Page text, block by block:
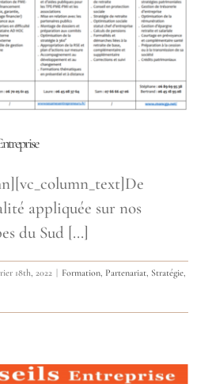
appliquée sur nos
du Sud [...]
18th, 2022 Formation, Partenariat, Stratégie,